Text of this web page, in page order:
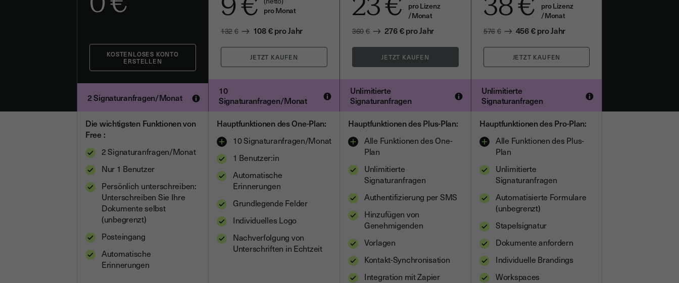
2 Signaturanfragen/Monat
pro Monat
132€ 108€pro Jahr
10
Signaturanfragen/Monat
pro Lizenz
/Monat
360€ 276€pro Jahr
Unlimitierte
Signaturanfragen
pro Lizenz
/Monat
576€ 456€pro Jahr
Unlimitierte
Signaturanfragen
Die wichtigsten Funktionen von
Free :
2 Signaturanfragen/Monat
Nur 1 Benutzer
Persönlich unterschreiben:
Unterschreiben Sie Ihre
Dokumente selbst
(unbegrenzt)
Posteingang
Automatische
Erinnerungen
Hauptfunktionen des One-Plan:
10 Signaturanfragen/Monat
1 Benutzer:in
Automatische
Erinnerungen
Grundlegende Felder
Individuelles Logo
Nachverfolgung von
Unterschriften in Echtzeit
Hauptfunktionen des Plus-Plan:
Alle Funktionen des One-
Plan
Unlimitierte
Signaturanfragen
Authentifizierung per SMS
Hinzufügen von
Genehmigenden
Vorlagen
Kontakt-Synchronisation
Integration mit Zapier
Hauptfunktionen des Pro-Plan:
Alle Funktionen des Plus-
Plan
Unlimitierte
Signaturanfragen
Automatisierte Formulare
(unbegrenzt)
Stapelsignatur
Dokumente anfordern
Individuelle Brandings
Workspaces